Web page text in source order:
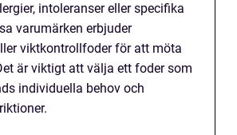
intoleranser eller specifika
varumärken erbjuder
viktkontrollfoder för att möta
är viktigt att välja ett foder som
individuella behov och